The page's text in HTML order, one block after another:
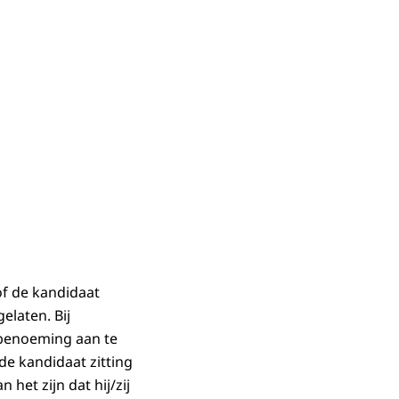
de kandidaat
Bij
aan te
kandidaat zitting
het zijn dat hij/zij